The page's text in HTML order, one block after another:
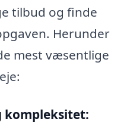
tilbud og finde
Herunder
mest væsentlige
kompleksitet: